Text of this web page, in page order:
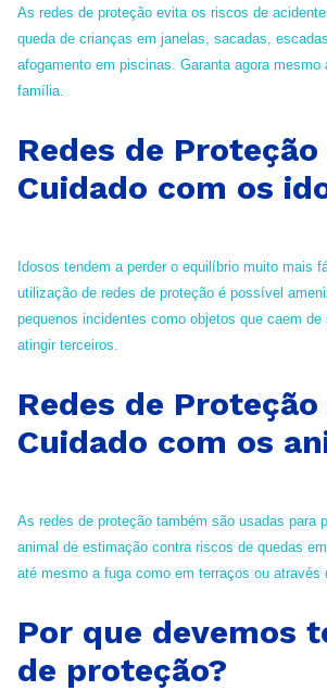
As redes de proteção evita os riscos de
queda de crianças em janelas, sacadas,
afogamento em piscinas. Garanta agora mesmo
família.
Redes de Proteção
Cuidado com os
Idosos tendem a perder o equilíbrio muito mais
utilização de redes de proteção é possível
pequenos incidentes como objetos que caem de
atingir terceiros.
Redes de Proteção
Cuidado com os
As redes de proteção também são usadas para
animal de estimação contra riscos de quedas
até mesmo a fuga como em terraços ou através
Por que devemos
de proteção?